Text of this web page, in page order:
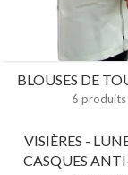
BLOUSES DE
6 produits
VISIÈRES -
CASQUES